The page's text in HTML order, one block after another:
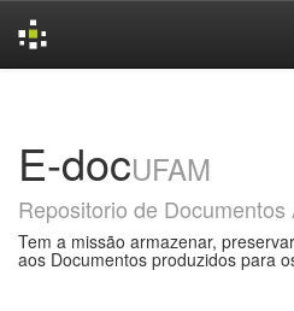
E-docUFAM
Repositorio de
Tem a missão armazenar,
aos Documentos produzidos para